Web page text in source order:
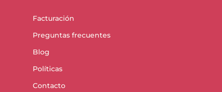
Facturación
Preguntas frecuentes
Blog
Políticas
Contacto